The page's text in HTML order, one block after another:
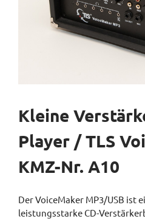
Kleine
Player / TLS
KMZ-Nr. A10
Der VoiceMaker MP3/USB ist
leistungsstarke CD-